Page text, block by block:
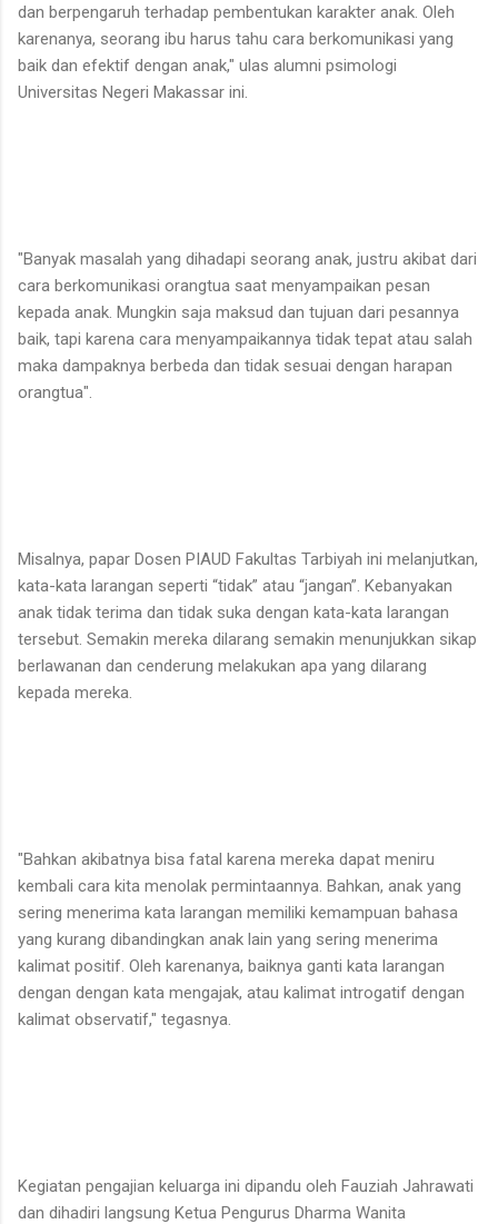
dan berpengaruh terhadap pembentukan karakter anak. Oleh
karenanya, seorang ibu harus tahu cara berkomunikasi yang
baik dan efektif dengan anak," ulas alumni psimologi
Universitas Negeri Makassar ini.
"Banyak masalah yang dihadapi seorang anak, justru akibat dari
cara berkomunikasi orangtua saat menyampaikan pesan
kepada anak. Mungkin saja maksud dan tujuan dari pesannya
baik, tapi karena cara menyampaikannya tidak tepat atau salah
maka dampaknya berbeda dan tidak sesuai dengan harapan
orangtua".
Misalnya, papar Dosen PIAUD Fakultas Tarbiyah ini melanjutkan,
kata-kata larangan seperti “tidak” atau “jangan”. Kebanyakan
anak tidak terima dan tidak suka dengan kata-kata larangan
tersebut. Semakin mereka dilarang semakin menunjukkan sikap
berlawanan dan cenderung melakukan apa yang dilarang
kepada mereka.
"Bahkan akibatnya bisa fatal karena mereka dapat meniru
kembali cara kita menolak permintaannya. Bahkan, anak yang
sering menerima kata larangan memiliki kemampuan bahasa
yang kurang dibandingkan anak lain yang sering menerima
kalimat positif. Oleh karenanya, baiknya ganti kata larangan
dengan dengan kata mengajak, atau kalimat introgatif dengan
kalimat observatif," tegasnya.
Kegiatan pengajian keluarga ini dipandu oleh Fauziah Jahrawati
dan dihadiri langsung Ketua Pengurus Dharma Wanita